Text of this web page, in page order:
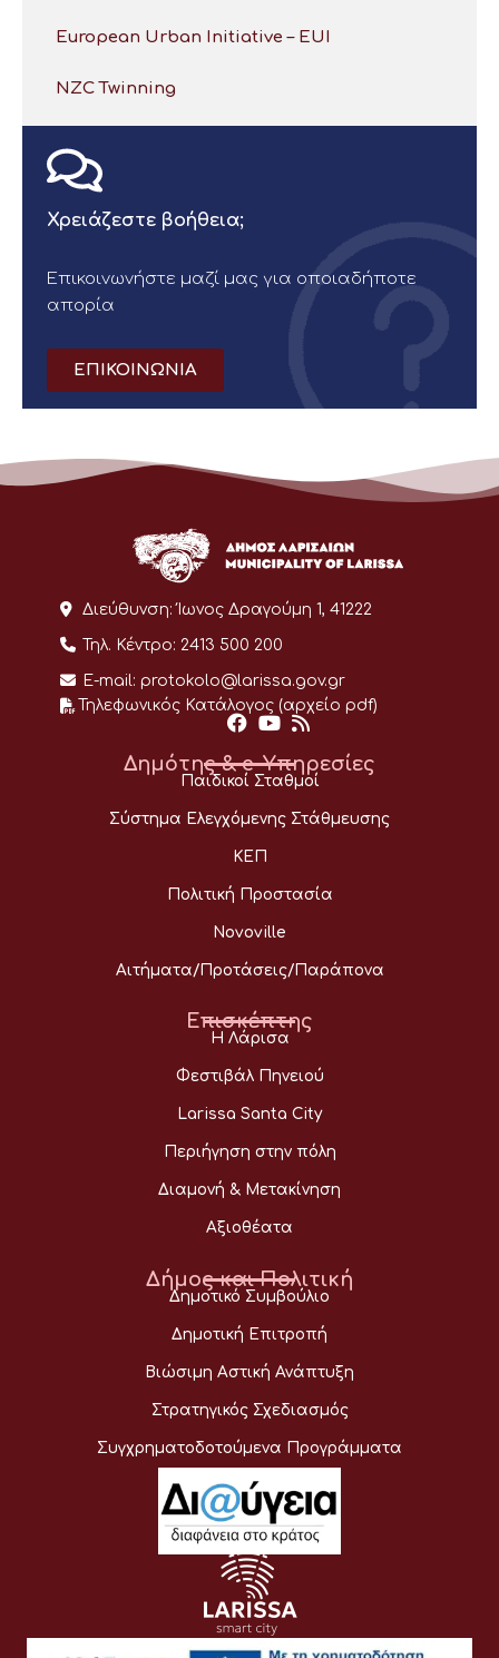
European Urban Initiative – EUI
NZC Twinning
Χρειάζεστε βοήθεια;
Επικοινωνήστε μαζί μας για οποιαδήποτε
απορία
ΕΠΙΚΟΙΝΩΝΙΑ
Διεύθυνση: Ίωνος Δραγούμη 1, 41222
Τηλ. Κέντρο: 2413 500 200
E-mail: protokolo@larissa.gov.gr
Τηλεφωνικός Κατάλογος (αρχείο pdf)
Δημότης & e-Υπηρεσίες
Παιδικοί Σταθμοί
Σύστημα Ελεγχόμενης Στάθμευσης
ΚΕΠ
Πολιτική Προστασία
Novoville
Αιτήματα/Προτάσεις/Παράπονα
Επισκέπτης
Η Λάρισα
Φεστιβάλ Πηνειού
Larissa Santa City
Περιήγηση στην πόλη
Διαμονή & Μετακίνηση
Αξιοθέατα
Δήμος και Πολιτική
Δημοτικό Συμβούλιο
Δημοτική Επιτροπή
Βιώσιμη Αστική Ανάπτυξη
Στρατηγικός Σχεδιασμός
Συγχρηματοδοτούμενα Προγράμματα